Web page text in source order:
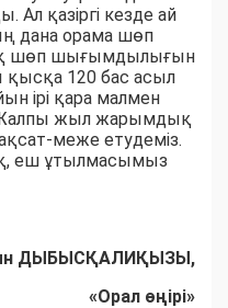
Ал қазіргі кезде ай
дана орама шөп
шөп шығымдылығын
қысқа 120 бас асыл
ірі қара малмен
Жалпы жыл жарымдық
меже етудеміз.
еш ұтылмасымыз
ДЫБЫСҚАЛИҚЫЗЫ,
«Орал өңірі»